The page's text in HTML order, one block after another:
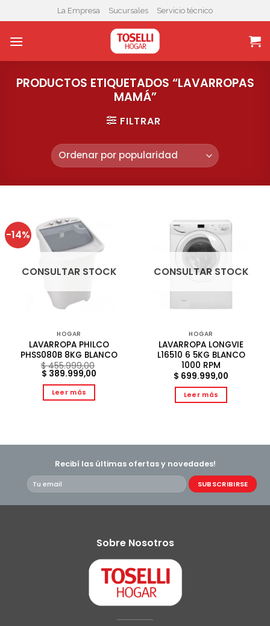
to
content
La Empresa Sucursales Servicio técnico
PRODUCTOS ETIQUETADOS “LAVARROPAS
MAMÁ”
FILTRAR
-14%
CONSULTAR STOCK
HOGAR
LAVARROPA PHILCO
PHSS080B 8KG BLANCO
$455.999,00
El
precio
original
era:
$ 455.999,00.
$ 389.999,00
Leer más
CONSULTAR STOCK
HOGAR
LAVARROPA LONGVIE
L16510 6 5KG BLANCO
1000 RPM
$ 699.999,00
Leer más
Recibí las últimas ofertas y novedades!
Sobre Nosotros